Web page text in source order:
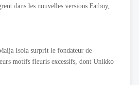
dans les nouvelles versions Fatboy,
Isola surprit le fondateur de
motifs fleuris excessifs, dont Unikko